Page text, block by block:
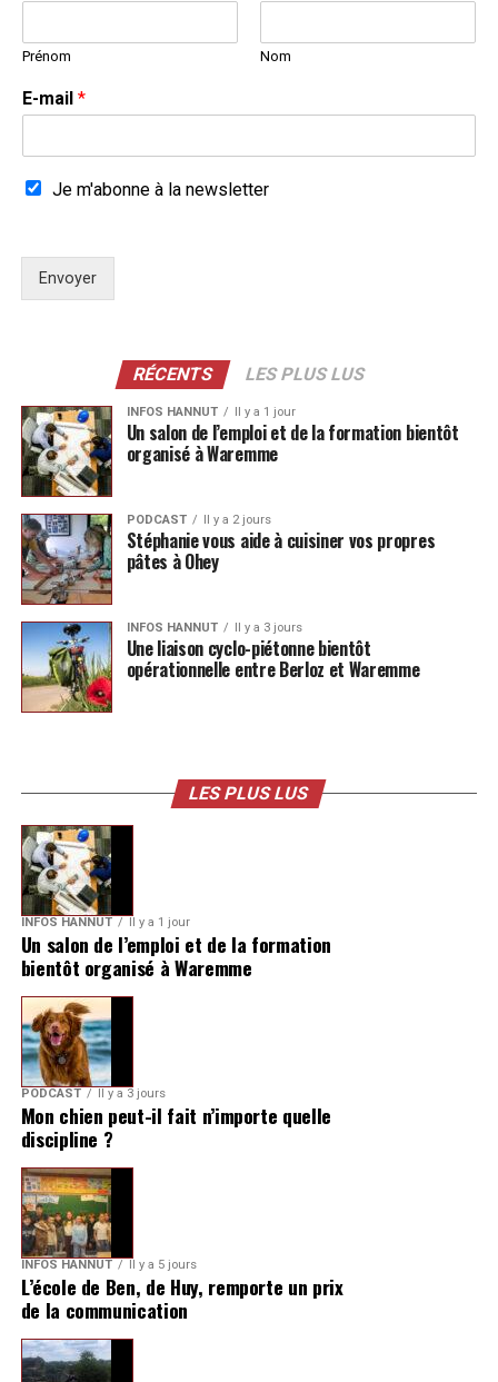
Prénom Nom
E-mail *
Je m'abonne à la newsletter
Envoyer
RÉCENTS LES PLUS LUS
INFOS HANNUT Il y a 1 jour
Un salon de l’emploi et de la formation bientôt
organisé à Waremme
PODCAST Il y a 2 jours
Stéphanie vous aide à cuisiner vos propres
pâtes à Ohey
INFOS HANNUT Il y a 3 jours
Une liaison cyclo-piétonne bientôt
opérationnelle entre Berloz et Waremme
LES PLUS LUS
INFOS HANNUT Il y a 1 jour
Un salon de l’emploi et de la formation
bientôt organisé à Waremme
PODCAST Il y a 3 jours
Mon chien peut-il fait n’importe quelle
discipline ?
INFOS HANNUT Il y a 5 jours
L’école de Ben, de Huy, remporte un prix
de la communication